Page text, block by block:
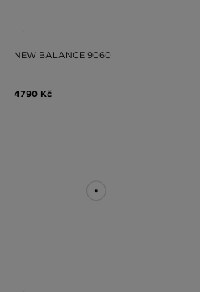
NEW BALANCE 9060
4790 Kč